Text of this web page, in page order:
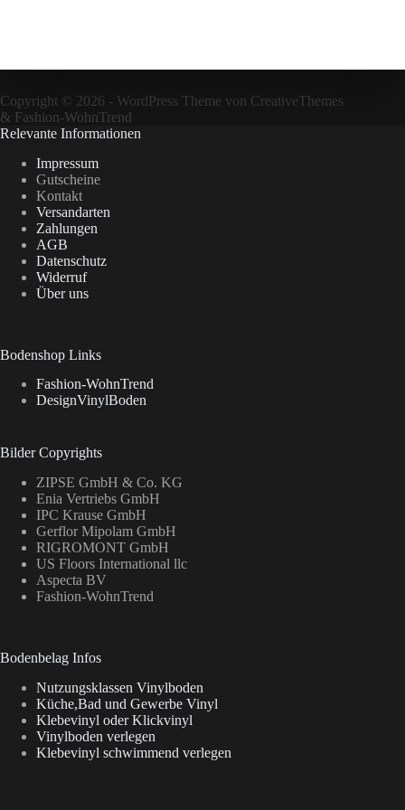
Copyright © 2026 - WordPress Theme von CreativeThemes
& Fashion-WohnTrend
Relevante Informationen
Impressum
Gutscheine
Kontakt
Versandarten
Zahlungen
AGB
Datenschutz
Widerruf
Über uns
Bodenshop Links
Fashion-WohnTrend
DesignVinylBoden
Bilder Copyrights
ZIPSE GmbH & Co. KG
Enia Vertriebs GmbH
IPC Krause GmbH
Gerflor Mipolam GmbH
RIGROMONT GmbH
US Floors International llc
Aspecta BV
Fashion-WohnTrend
Bodenbelag Infos
Nutzungsklassen Vinylboden
Küche,Bad und Gewerbe Vinyl
Klebevinyl oder Klickvinyl
Vinylboden verlegen
Klebevinyl schwimmend verlegen